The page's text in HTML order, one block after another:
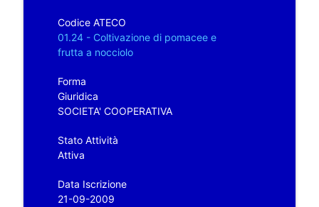
Codice ATECO
01.24 - Coltivazione di pomacee e
frutta a nocciolo
Forma
Giuridica
SOCIETA' COOPERATIVA
Stato Attività
Attiva
Data Iscrizione
21-09-2009